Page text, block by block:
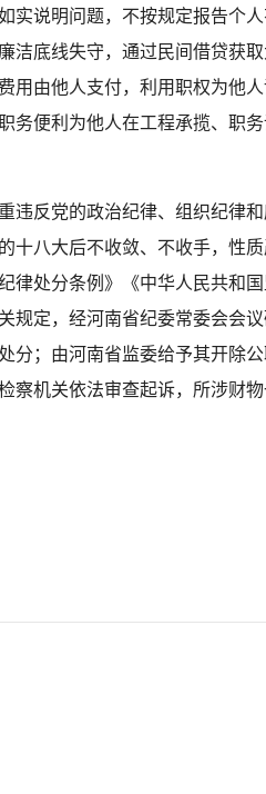
实说明问题，不按规定报告个
洁底线失守，通过民间借贷获
用由他人支付，利用职权为他
务便利为他人在工程承揽、职
违反党的政治纪律、组织纪律
十八大后不收敛、不收手，性
纪律处分条例》《中华人民共和
规定，经河南省纪委常委会会
分；由河南省监委给予其开除
察机关依法审查起诉，所涉财物